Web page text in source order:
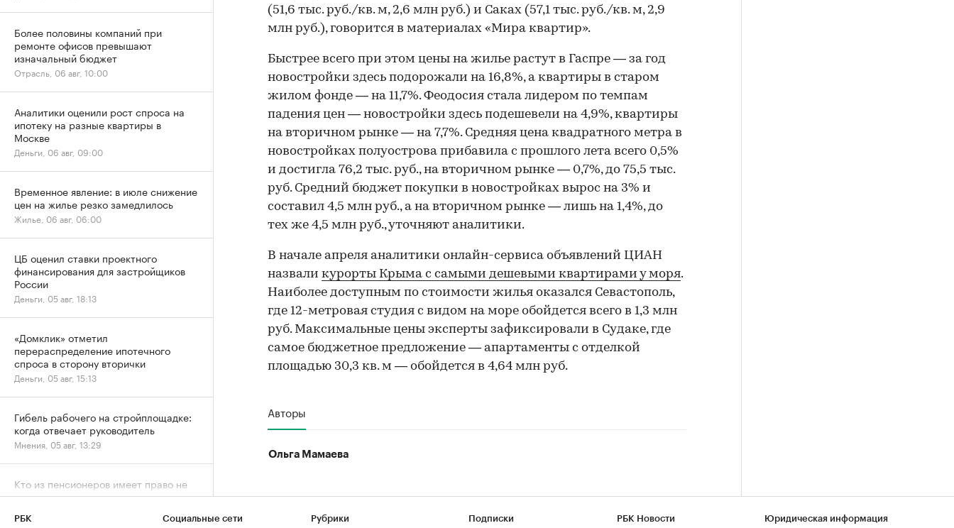
(51,6 тыс. руб./кв. м, 2,6 млн руб.) и Саках (57,1 тыс. руб./кв. м, 2,9
млн руб.), говорится в материалах «Мира квартир».
Быстрее всего при этом цены на жилье растут в Гаспре — за год
новостройки здесь подорожали на 16,8%, а квартиры в старом
жилом фонде — на 11,7%. Феодосия стала лидером по темпам
падения цен — новостройки здесь подешевели на 4,9%, квартиры
на вторичном рынке — на 7,7%. Средняя цена квадратного метра в
новостройках полуострова прибавила с прошлого лета всего 0,5%
и достигла 76,2 тыс. руб., на вторичном рынке — 0,7%, до 75,5 тыс.
руб. Средний бюджет покупки в новостройках вырос на 3% и
составил 4,5 млн руб., а на вторичном рынке — лишь на 1,4%, до
тех же 4,5 млн руб., уточняют аналитики.
В начале апреля аналитики онлайн-сервиса объявлений ЦИАН
назвали курорты Крыма с самыми дешевыми квартирами у моря.
Наиболее доступным по стоимости жилья оказался Севастополь,
где 12-метровая студия с видом на море обойдется всего в 1,3 млн
руб. Максимальные цены эксперты зафиксировали в Судаке, где
самое бюджетное предложение — апартаменты с отделкой
площадью 30,3 кв. м — обойдется в 4,64 млн руб.
Авторы
Ольга Мамаева
Более половины компаний при
ремонте офисов превышают
изначальный бюджет
Отрасль, 06 авг, 10:00
Аналитики оценили рост спроса на
ипотеку на разные квартиры в
Москве
Деньги, 06 авг, 09:00
Временное явление: в июле снижение
цен на жилье резко замедлилось
Жилье, 06 авг, 06:00
ЦБ оценил ставки проектного
финансирования для застройщиков
России
Деньги, 05 авг, 18:13
«Домклик» отметил
перераспределение ипотечного
спроса в сторону вторички
Деньги, 05 авг, 15:13
Гибель рабочего на стройплощадке:
когда отвечает руководитель
Мнения, 05 авг, 13:29
Кто из пенсионеров имеет право не
платить налог за квартиру и дачу
РБК Социальные сети Рубрики Подписки РБК Новости Юридическая информация